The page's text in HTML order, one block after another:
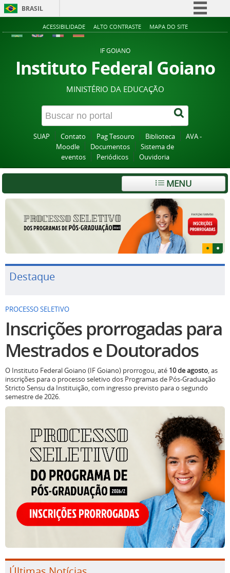
BRASIL
Simplifique!
Acesso à informação
Legislação
Canais
ACESSIBILIDADE ALTO CONTRASTE MAPA DO SITE
IF GOIANO
Instituto Federal Goiano
MINISTÉRIO DA EDUCAÇÃO
SUAP Contato Pag Tesouro Biblioteca
AVA -
Moodle
Documentos
Sistema de
eventos
Periódicos Ouvidoria
MENU
Destaque
PROCESSO SELETIVO
Inscrições prorrogadas para
Mestrados e Doutorados
O Instituto Federal Goiano (IF Goiano) prorrogou, até 10 de agosto, as
inscrições para o processo seletivo dos Programas de Pós-Graduação
Stricto Sensu da Instituição, com ingresso previsto para o segundo
semestre de 2026.